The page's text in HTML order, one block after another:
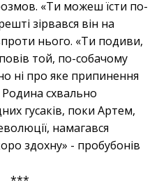
«Ти можеш їсти по-
зірвався він на
нього. «Ти подиви,
той, по-собачому
ні про яке припинення
схвально
гусаків, поки Артем,
намагався
здохну» - пробубонів
***